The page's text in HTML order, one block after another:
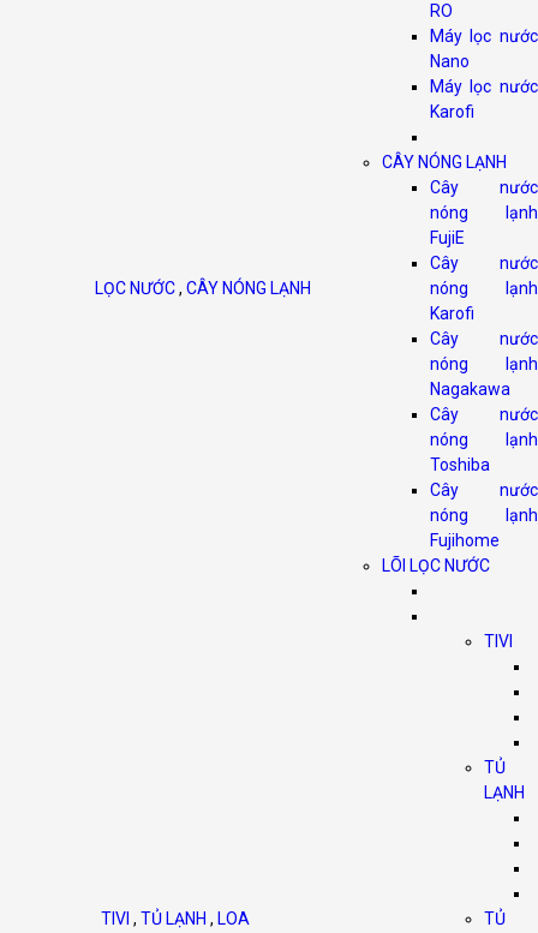
LỌC NƯỚC, CÂY NÓNG LẠNH
RO
Máy lọc nước
Nano
Máy lọc nước
Karofi
CÂY NÓNG LẠNH
Cây nước
nóng lạnh
FujiE
Cây nước
nóng lạnh
Karofi
Cây nước
nóng lạnh
Nagakawa
Cây nước
nóng lạnh
Toshiba
Cây nước
nóng lạnh
Fujihome
LÕI LỌC NƯỚC
TIVI,TỦ LẠNH, LOA
TIVI
TỦ
LẠNH
TỦ